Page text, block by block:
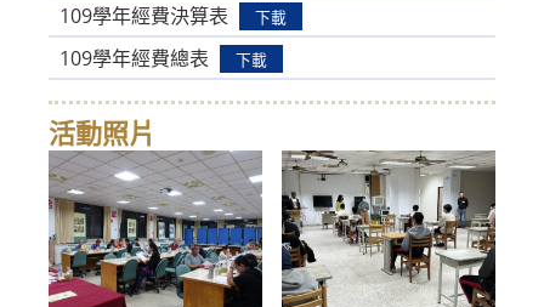
109學年經費決算表 下載
109學年經費總表 下載
活動照片